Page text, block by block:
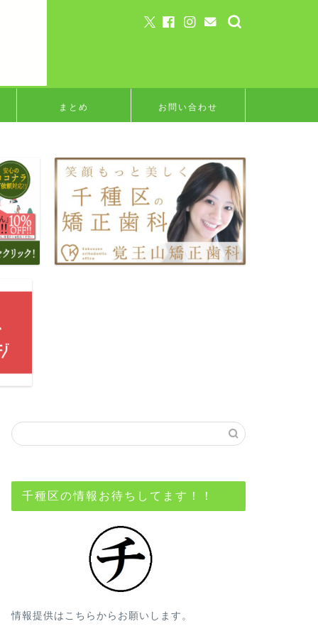
まとめ お問い合わせ
千種区の情報お待ちしてます！！
情報提供はこちらからお願いします。